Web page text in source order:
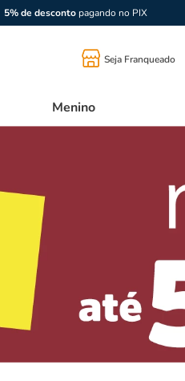
5% de descontopagando no PIX
Seja Franqueado
Menino